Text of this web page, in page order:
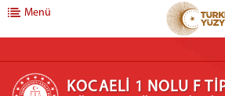
KOCAELİ 1 NOLU F TİPİ YÜKSEK
Menü
KOCAELİ 1 NOLU F